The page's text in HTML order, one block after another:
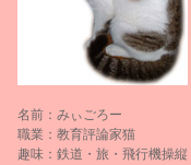
名前：みぃごろー
職業：教育評論家猫
趣味：鉄道・旅・飛行機操縦